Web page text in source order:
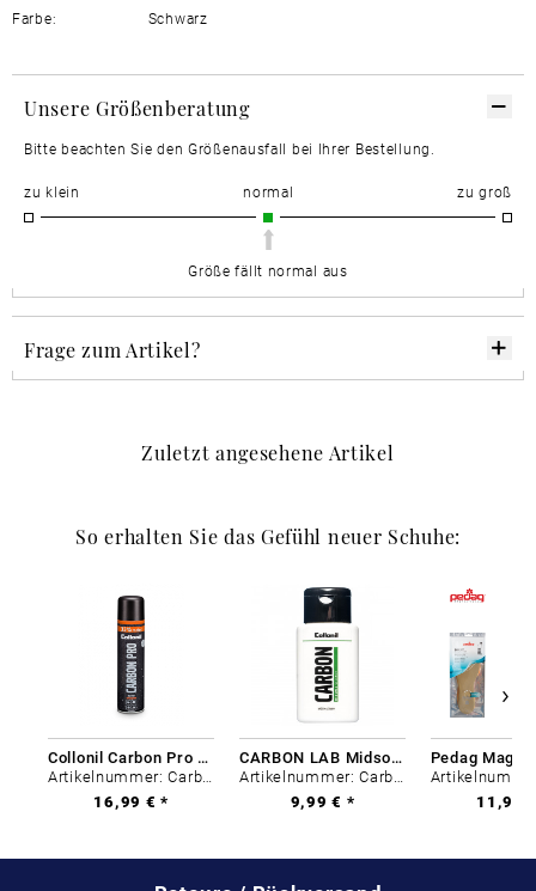
Farbe:
Schwarz
Unsere Größenberatung
Bitte beachten Sie den Größenausfall bei Ihrer Bestellung.
zu klein normal zu groß
Größe fällt normal aus
Frage zum Artikel?
Zuletzt angesehene Artikel
So erhalten Sie das Gefühl neuer Schuhe:
Collonil Carbon Pro 400 ml
Artikelnummer: Carbon-0
16,99 € *
CARBON LAB Midsole Cleaner
Artikelnummer: Carbon-0
9,99 € *
11,99